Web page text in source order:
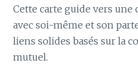
Cette carte guide vers
avec soi-même et son
liens solides basés sur la
mutuel.